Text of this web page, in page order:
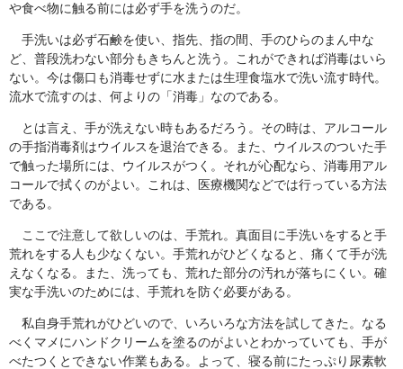
や食べ物に触る前には必ず手を洗うのだ。
手洗いは必ず石鹸を使い、指先、指の間、手のひらのまん中な
ど、普段洗わない部分もきちんと洗う。これができれば消毒はいら
ない。今は傷口も消毒せずに水または生理食塩水で洗い流す時代。
流水で流すのは、何よりの「消毒」なのである。
とは言え、手が洗えない時もあるだろう。その時は、アルコール
の手指消毒剤はウイルスを退治できる。また、ウイルスのついた手
で触った場所には、ウイルスがつく。それが心配なら、消毒用アル
コールで拭くのがよい。これは、医療機関などでは行っている方法
である。
ここで注意して欲しいのは、手荒れ。真面目に手洗いをすると手
荒れをする人も少なくない。手荒れがひどくなると、痛くて手が洗
えなくなる。また、洗っても、荒れた部分の汚れが落ちにくい。確
実な手洗いのためには、手荒れを防ぐ必要がある。
私自身手荒れがひどいので、いろいろな方法を試してきた。なる
べくマメにハンドクリームを塗るのがよいとわかっていても、手が
べたつくとできない作業もある。よって、寝る前にたっぷり尿素軟